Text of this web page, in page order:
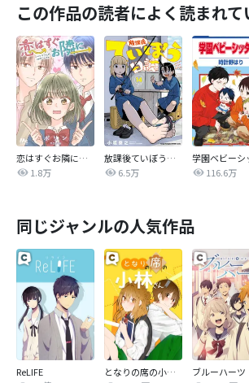
この作品の読者によく読まれ
恋はすぐお隣に【タテヨミ】
1.8万
放課後ていぼう日誌
6.5万
116.6万
同じジャンルの人気作品
ReLIFE
となりの席の小林さん。
ブルーハーツ